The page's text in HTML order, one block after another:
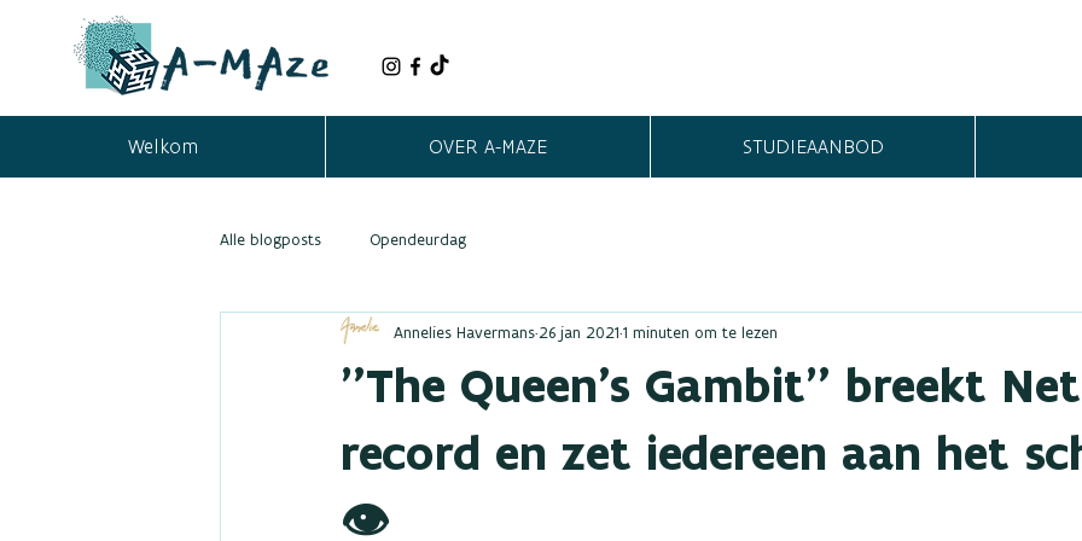
Welkom OVER A-MAZE STUDIEAANBOD
Alle blogposts Opendeurdag
"The Queen's Gambit" breekt
record en zet iedereen aan het
👁
Annelies Havermans26 jan 2021 1 minuten om te lezen